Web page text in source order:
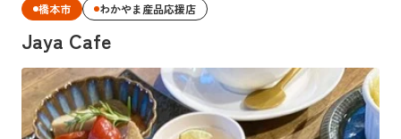
橋本市 わかやま産品応援店
Jaya Cafe